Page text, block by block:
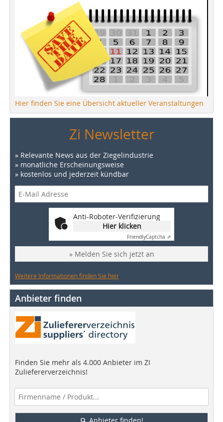
Hier finden Sie eine Übersicht aktueller Veranstaltungen
Zi Newsletter
» Relevante News aus der Ziegelindustrie
» monatliche Erscheinungsweise
» kostenlos und jederzeit kündbar
Anti-Roboter-Verifizierung
Hier klicken
FriendlyCaptcha ⇗
» Melden Sie sich jetzt an
Weitere Informationen finden Sie hier
Anbieter finden
Finden Sie mehr als 4.000 Anbieter im ZI
Zuliefererverzeichnis!
Anbieter finden!